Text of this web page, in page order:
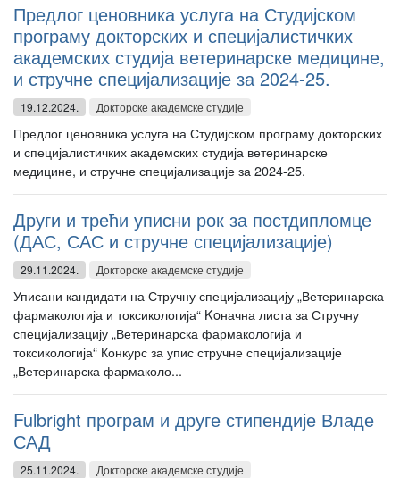
Предлог ценовника услуга на Студијском
програму докторских и специјалистичких
академских студија ветеринарске медицине,
и стручне специјализације за 2024-25.
19.12.2024. Докторске академске студије
Предлог ценовника услуга на Студијском програму докторских
и специјалистичких академских студија ветеринарске
медицине, и стручне специјализације за 2024-25.
Други и трећи уписни рок за постдипломце
(ДАС, САС и стручне специјализације)
29.11.2024. Докторске академске студије
Уписани кандидати на Стручну специјализацију „Ветеринарска
фармакологија и токсикологија“ Koначна листа за Стручну
специјализацију „Ветеринарска фармакологија и
токсикологија“ Конкурс за упис стручне специјализације
„Ветеринарска фармаколо...
Fulbright програм и друге стипендије Владе
САД
25.11.2024. Докторске академске студије